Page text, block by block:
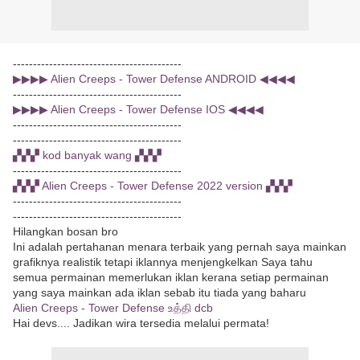
------------------------------------------
▶▶▶▶ Alien Creeps - Tower Defense ANDROID ◀◀◀◀
------------------------------------------
▶▶▶▶ Alien Creeps - Tower Defense IOS ◀◀◀◀
------------------------------------------
------------------------------------------
▞▞▞ kod banyak wang ▞▞▞
------------------------------------------
▞▞▞ Alien Creeps - Tower Defense 2022 version ▞▞▞
------------------------------------------
------------------------------------------
Hilangkan bosan bro
Ini adalah pertahanan menara terbaik yang pernah saya mainkan
grafiknya realistik tetapi iklannya menjengkelkan Saya tahu
semua permainan memerlukan iklan kerana setiap permainan
yang saya mainkan ada iklan sebab itu tiada yang baharu
Alien Creeps - Tower Defense உத்தி dcb
Hai devs.... Jadikan wira tersedia melalui permata!